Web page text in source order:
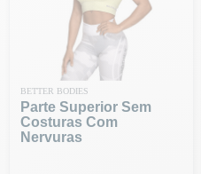
BETTER BODIES
Parte Superior Sem
Costuras Com
Nervuras